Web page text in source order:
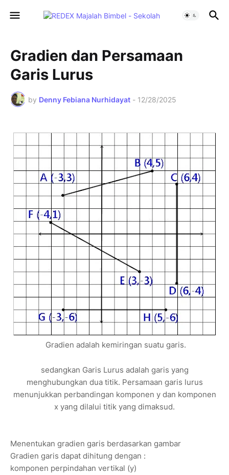
Gradien dan Persamaan
Garis Lurus
by Denny Febiana Nurhidayat - 12/28/2025
Gradien adalah kemiringan suatu garis.
sedangkan Garis Lurus adalah garis yang
menghubungkan dua titik. Persamaan garis lurus
menunjukkan perbandingan komponen y dan komponen
x yang dilalui titik yang dimaksud.
Menentukan gradien garis berdasarkan gambar
Gradien garis dapat dihitung dengan :
komponen perpindahan vertikal (y)